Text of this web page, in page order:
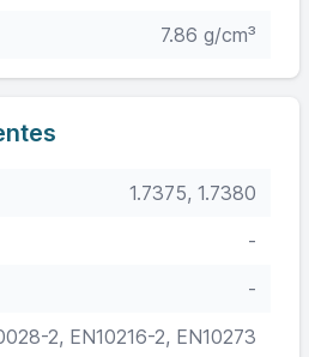
7.86 g/cm³
1.7375, 1.7380
-
-
2, EN10216-2, EN10273